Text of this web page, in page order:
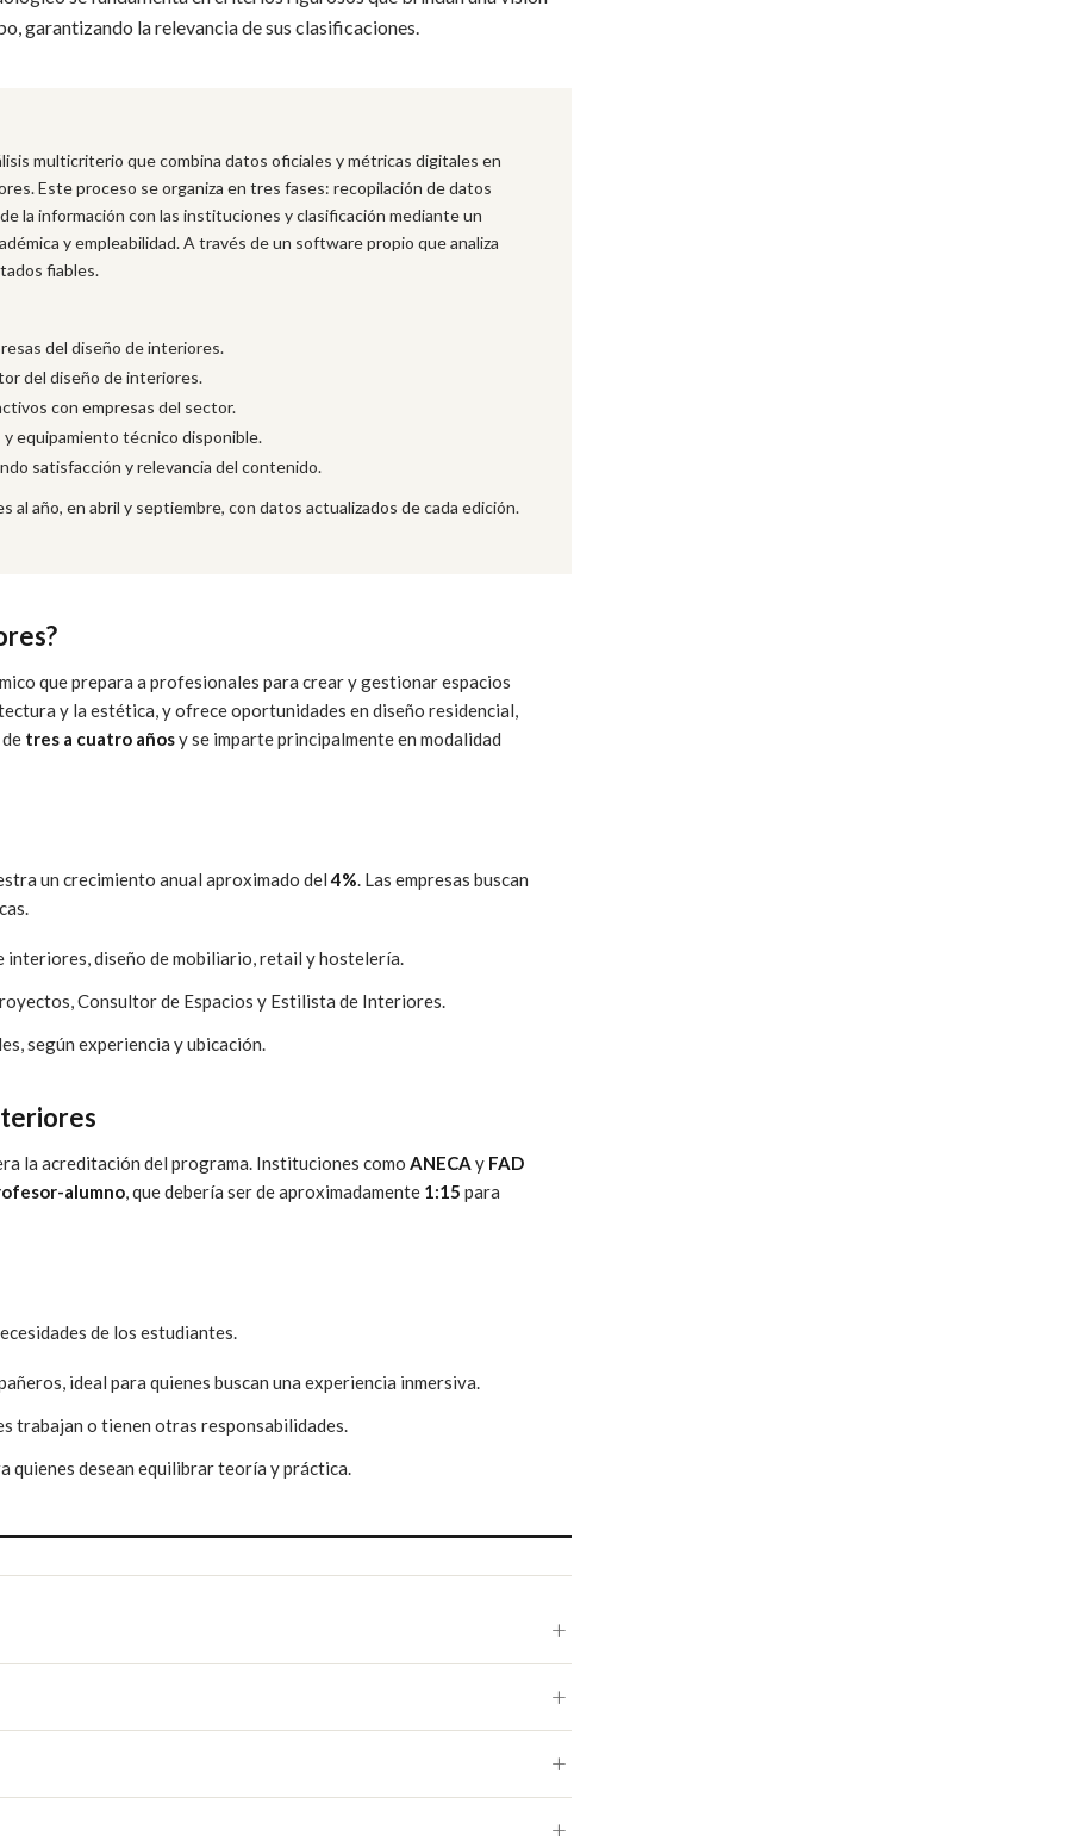
garantizando la relevancia de sus clasificaciones.
multicriterio que combina datos oficiales y métricas digitales en
Este proceso se organiza en tres fases: recopilación de datos
la información con las instituciones y clasificación mediante un
y empleabilidad. A través de un software propio que analiza
fiables.
del diseño de interiores.
del diseño de interiores.
con empresas del sector.
equipamiento técnico disponible.
satisfacción y relevancia del contenido.
al año, en abril y septiembre, con datos actualizados de cada edición.
que prepara a profesionales para crear y gestionar espacios
y la estética, y ofrece oportunidades en diseño residencial,
tres a cuatro añosy se imparte principalmente en modalidad
un crecimiento anual aproximado del4% . Las empresas buscan
diseño de mobiliario, retail y hostelería.
Consultor de Espacios y Estilista de Interiores.
según experiencia y ubicación.
la acreditación del programa. Instituciones como ANECA y FAD
alumno , que debería ser de aproximadamente 1:15 para
de los estudiantes.
ideal para quienes buscan una experiencia inmersiva.
trabajan o tienen otras responsabilidades.
quienes desean equilibrar teoría y práctica.